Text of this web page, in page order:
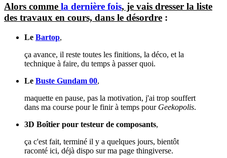
Alors comme la dernière fois, je vais dresser la liste
des travaux en cours, dans le désordre :
Le Bartop,
ça avance, il reste toutes les finitions, la déco, et la
technique à faire, du temps à passer quoi.
Le Buste Gundam 00,
maquette en pause, pas la motivation, j'ai trop souffert
dans ma course pour le finir à temps pour Geekopolis.
3D Boîtier pour testeur de composants,
ça c'est fait, terminé il y a quelques jours, bientôt
raconté ici, déjà dispo sur ma page thingiverse.